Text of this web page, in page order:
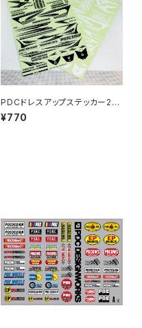
PDCドレスアップステッカー20
22【EVILWIRE印刷】
¥770